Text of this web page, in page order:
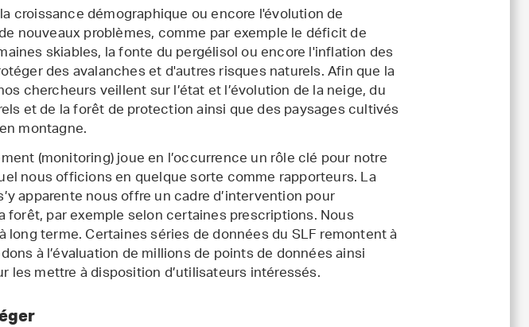
croissance démographique ou encore l'évolution de
nouveaux problèmes, comme par exemple le déficit de
skiables, la fonte du pergélisol ou encore l'inflation des
des avalanches et d'autres risques naturels. Afin que la
chercheurs veillent sur l’état et l’évolution de la neige, du
et de la forêt de protection ainsi que des paysages cultivés
montagne.
(monitoring) joue en l’occurrence un rôle clé pour notre
nous officions en quelque sorte comme rapporteurs. La
apparente nous offre un cadre d’intervention pour
par exemple selon certaines prescriptions. Nous
terme. Certaines séries de données du SLF remontent à
à l’évaluation de millions de points de données ainsi
les mettre à disposition d’utilisateurs intéressés.